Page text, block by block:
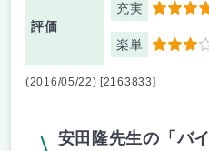
評価
充実 5
楽単 3
(2016/05/22) [2163833]
安田隆先生の「バ